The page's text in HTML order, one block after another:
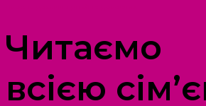
Читаємо
всією